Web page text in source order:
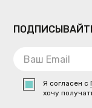
Я согласен с
хочу